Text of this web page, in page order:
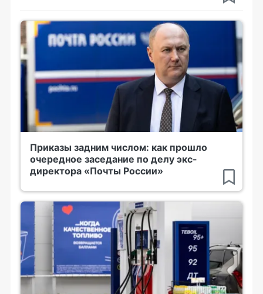
Приказы задним числом: как прошло
очередное заседание по делу экс-
директора «Почты России»